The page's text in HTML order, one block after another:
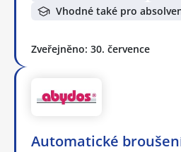
Vhodné také pro
Zveřejněno: 30. července
Automatické